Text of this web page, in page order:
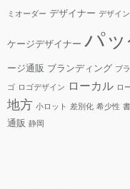
ミオーダー デザイナー デザイ
ケージデザイナー パ
ージ通販 ブランディング ブ
ゴ ロゴデザイン ローカル ロ
地方 小ロット 差別化 希少性
通販 静岡